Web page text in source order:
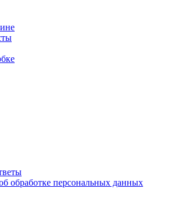
обработке персональных данных